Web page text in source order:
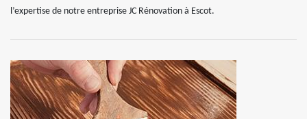
l’expertise de notre entreprise JC Rénovation à Escot.